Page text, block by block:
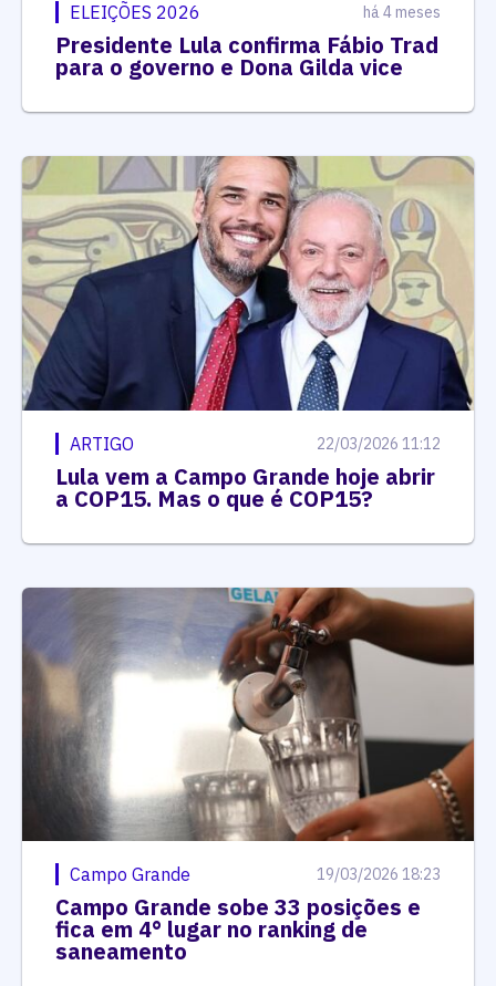
ELEIÇÕES 2026 há 4 meses
Presidente Lula confirma Fábio Trad
para o governo e Dona Gilda vice
ARTIGO 22/03/2026 11:12
Lula vem a Campo Grande hoje abrir
a COP15. Mas o que é COP15?
Campo Grande 19/03/2026 18:23
Campo Grande sobe 33 posições e
fica em 4° lugar no ranking de
saneamento